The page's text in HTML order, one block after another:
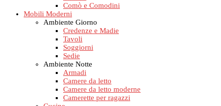
Comò e Comodini
Mobili Moderni
Ambiente Giorno
Credenze e Madie
Tavoli
Soggiorni
Sedie
Ambiente Notte
Armadi
Camere da letto
Camere da letto moderne
Camerette per ragazzi